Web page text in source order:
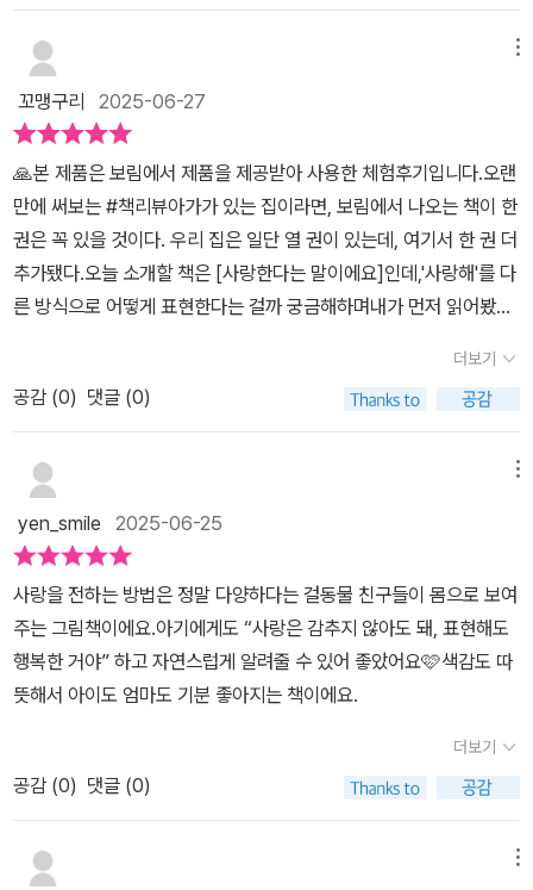
연스럽게 느낄 수 있더라고요보드북이라 아기가 스스로 넘기기도 좋
고집중해서 그림 보는 시간이 늘어 만족스러워요또 이 책을 통해 아
이와 교감이 더 늘었어요 사랑은 서로가 느낄 수 있는 교감이라고 생
각해요그 교감을 아이가 이 책을 통해 느끼지않았을까해요마지막으
로보림창작스튜디오 수상작답게 마음에 들어 추천합니다 #사랑한다
는말이에요 #보림창작스튜디오 #영유아보드북 #그림책추천
꼬맹구리 2025-06-27
🙏본 제품은 보림에서 제품을 제공받아 사용한 체험후기입니다.오랜
만에 써보는 #책리뷰아가가 있는 집이라면, 보림에서 나오는 책이 한
권은 꼭 있을 것이다. 우리 집은 일단 열 권이 있는데, 여기서 한 권 더
추가됐다.오늘 소개할 책은 [사랑한다는 말이에요]인데,'사랑해'를 다
른 방식으로 어떻게 표현한다는 걸까 궁금해하며내가 먼저 읽어봤다.
가 하는 사랑을 표현하는 전부라고 생각했는데... 이미 나는 온몸으로
매일 보여주고 있었다.아가가 머리를 완전히 가누게 된 이후로 냉장
고 문에 비치는 거울을 보며 여러 국가의 댄스 음악에 맞춰 춤을 췄다.
나는 아가와 함께 있는 이 순간이 너무 행복해서 춤을 췄고, 그건 내가
지금 아가를 정말 많이 사랑한다는 또 다른 표현이었다는 것이 이 책
을 통해 알게 됐다.아가에게 쏟는 사랑이 혹시나 부족하지 않을까, 오
늘은 속상한 일이 없었을까 매일 저녁 아가를 재우고 옆에 누워 아가
머리를 쓰다듬으며 생각한다. 온몸으로 날 사랑한다고 말해주고 있는
아가에게 나도 온몸으로 말해줘야겠다.I love you, Shall we danc
e?#보림 #보림출판사 #보림보드북 #그림책추천 #보드북추천 #사
랑한다는말이에요 #이이서 #협찬도서 @borim_nabijam
더보기
공감 (0) 댓글 (0)
yen_smile 2025-06-25
사랑을 전하는 방법은 정말 다양하다는 걸동물 친구들이 몸으로 보여
주는 그림책이에요.아기에게도 “사랑은 감추지 않아도 돼, 표현해도
행복한 거야” 하고 자연스럽게 알려줄 수 있어 좋았어요🩷색감도 따
뜻해서 아이도 엄마도 기분 좋아지는 책이에요.
더보기
공감 (0) 댓글 (0)